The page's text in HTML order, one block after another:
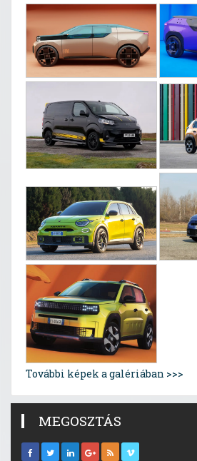
További képek a galériában >>>
MEGOSZTÁS